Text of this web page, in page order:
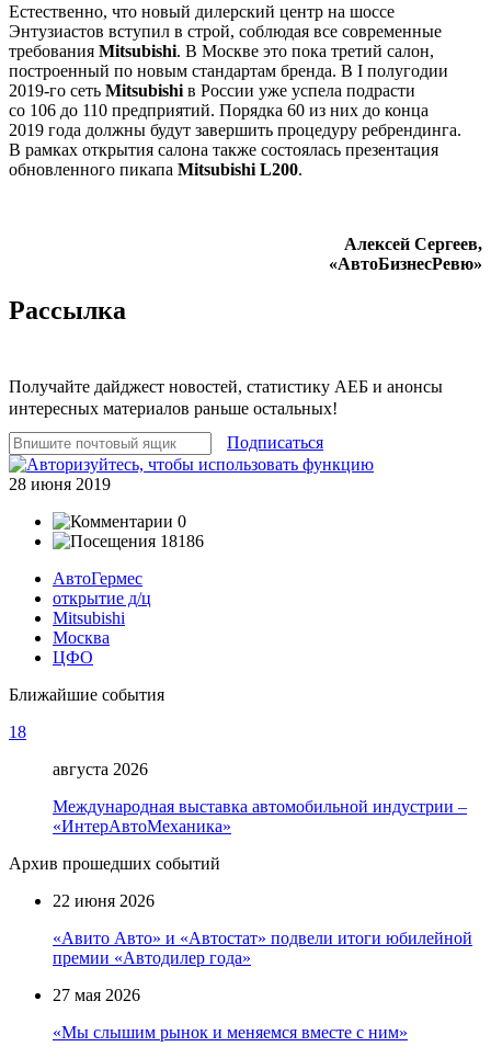
Естественно, что новый дилерский центр на шоссе
Энтузиастов вступил в строй, соблюдая все современные
требования Mitsubishi. В Москве это пока третий салон,
построенный по новым стандартам бренда. В I полугодии
2019-го сеть Mitsubishi в России уже успела подрасти
со 106 до 110 предприятий. Порядка 60 из них до конца
2019 года должны будут завершить процедуру ребрендинга.
В рамках открытия салона также состоялась презентация
обновленного пикапа Mitsubishi L200.
Алексей Сергеев,
«АвтоБизнесРевю»
Рассылка
Получайте дайджест новостей, статистику АЕБ и анонсы
интересных материалов раньше остальных!
Подписаться
28 июня 2019
0
18186
АвтоГермес
открытие д/ц
Mitsubishi
Москва
ЦФО
Ближайшие события
18
августа 2026
Международная выставка автомобильной индустрии –
«ИнтерАвтоМеханика»
Архив прошедших событий
22 июня 2026
«Авито Авто» и «Автостат» подвели итоги юбилейной
премии «Автодилер года»
27 мая 2026
«Мы слышим рынок и меняемся вместе с ним»